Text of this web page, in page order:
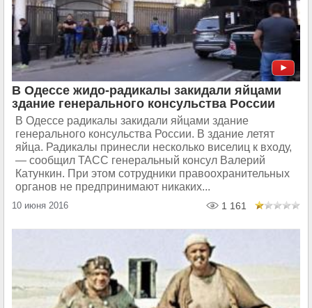
В Одессе жидо-радикалы закидали яйцами
здание генерального консульства России
В Одессе радикалы закидали яйцами здание
генерального консульства России. В здание летят
яйца. Радикалы принесли несколько виселиц к входу,
— сообщил ТАСС генеральный консул Валерий
Катункин. При этом сотрудники правоохранительных
органов не предпринимают никаких...
10 июня 2016 1 161